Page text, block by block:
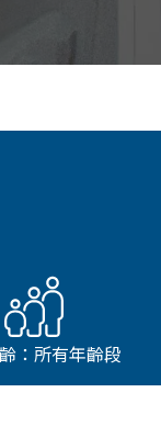
：所有年齡段